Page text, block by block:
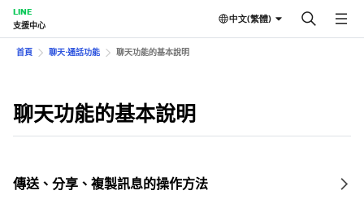
LINE
支援中心
中文(繁體)
首頁 聊天⋅通話功能 聊天功能的基本說明
聊天功能的基本說明
傳送、分享、複製訊息的操作方法